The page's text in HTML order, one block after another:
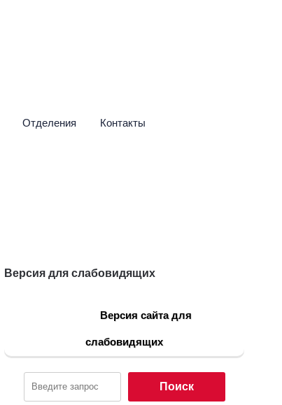
Отделения Контакты
Версия для слабовидящих
Версия сайта для
слабовидящих
Поиск Поиск